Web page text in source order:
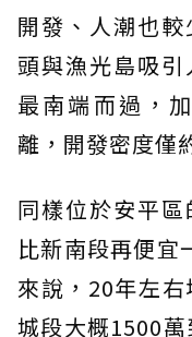
開發、人潮也
頭與漁光島吸
最南端而過，
離，開發密度僅
同樣位於安平
比新南段再便宜
來說，20年左
城段大概1500